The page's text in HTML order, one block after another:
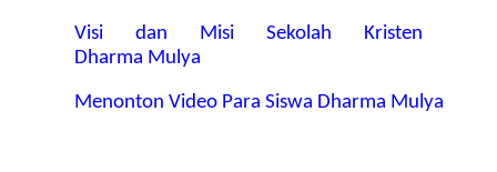
Visi dan Misi Sekolah Kristen
Dharma Mulya
Menonton Video Para Siswa Dharma Mulya